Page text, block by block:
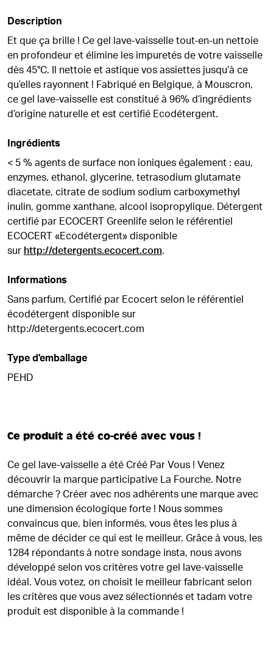
Description
Et que ça brille ! Ce gel lave-vaisselle tout-en-un nettoie
en profondeur et élimine les impuretés de votre vaisselle
dès 45°C. Il nettoie et astique vos assiettes jusqu’à ce
qu’elles rayonnent ! Fabriqué en Belgique, à Mouscron,
ce gel lave-vaisselle est constitué à 96% d’ingrédients
d’origine naturelle et est certifié Ecodétergent.
Ingrédients
< 5 % agents de surface non ioniques également : eau,
enzymes, ethanol, glycerine, tetrasodium glutamate
diacetate, citrate de sodium sodium carboxymethyl
inulin, gomme xanthane, alcool isopropylique. Détergent
certifié par ECOCERT Greenlife selon le référentiel
ECOCERT «Ecodétergent» disponible
sur http://detergents.ecocert.com.
Informations
Sans parfum, Certifié par Ecocert selon le référentiel
écodétergent disponible sur
http://detergents.ecocert.com
Type d'emballage
PEHD
Ce produit a été co-créé avec vous !
Ce gel lave-vaisselle a été Créé Par Vous ! Venez
découvrir la marque participative La Fourche. Notre
démarche ? Créer avec nos adhérents une marque avec
une dimension écologique forte ! Nous sommes
convaincus que, bien informés, vous êtes les plus à
même de décider ce qui est le meilleur. Grâce à vous, les
1284 répondants à notre sondage insta, nous avons
développé selon vos critères votre gel lave-vaisselle
idéal. Vous votez, on choisit le meilleur fabricant selon
les critères que vous avez sélectionnés et tadam votre
produit est disponible à la commande !